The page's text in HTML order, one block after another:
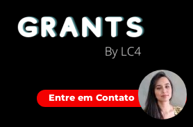
Entre em Contato